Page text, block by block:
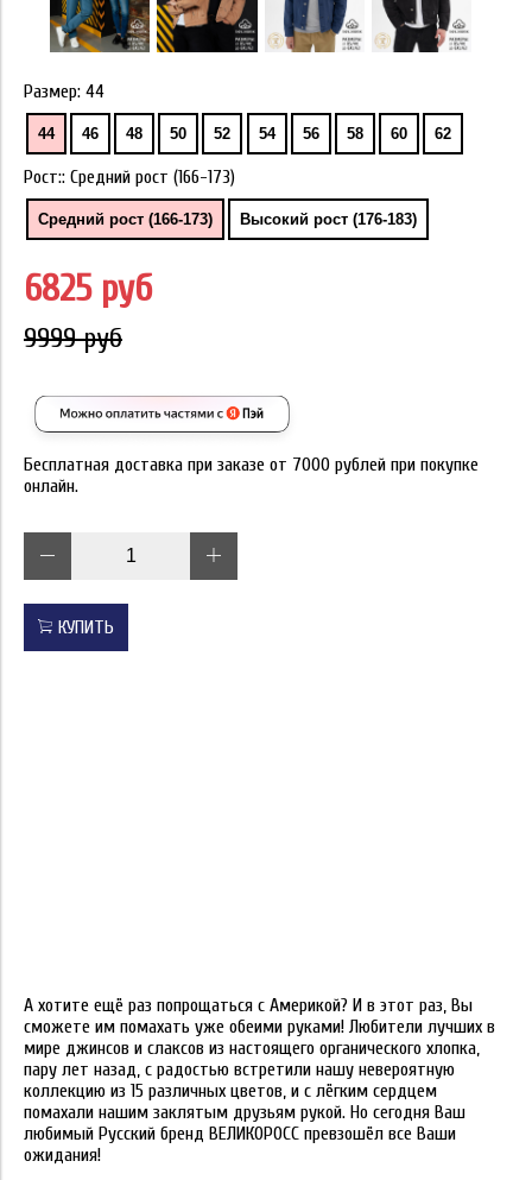
Размер: 44
44 46 48 50 52 54 56 58 60 62
Рост:: Средний рост (166-173)
Средний рост (166-173) Высокий рост (176-183)
6825 руб
9999 руб
Бесплатная доставка при заказе от 7000 рублей при покупке
онлайн.
КУПИТЬ
А хотите ещё раз попрощаться с Америкой? И в этот раз, Вы
сможете им помахать уже обеими руками! Любители лучших в
мире джинсов и слаксов из настоящего органического хлопка,
пару лет назад, с радостью встретили нашу невероятную
коллекцию из 15 различных цветов, и с лёгким сердцем
помахали нашим заклятым друзьям рукой. Но сегодня Ваш
любимый Русский бренд ВЕЛИКОРОСС превзошёл все Ваши
ожидания!